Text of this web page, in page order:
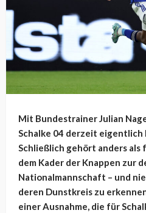
Mit Bundestrainer Julian
Schalke 04 derzeit
Schließlich gehört anders als
dem Kader der Knappen zur
Nationalmannschaft – und
deren Dunstkreis zu
einer Ausnahme, die für